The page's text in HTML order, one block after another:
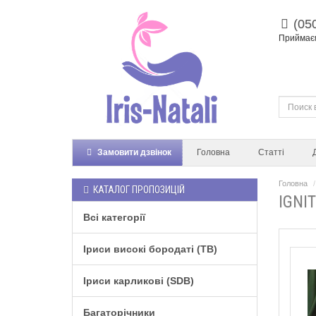
Замовити дзвінок Головна Статті
КАТАЛОГ ПРОПОЗИЦІЙ
Всі категорії
Іриси високі бородаті (TB)
Іриси карликові (SDB)
Багаторічники
Головна